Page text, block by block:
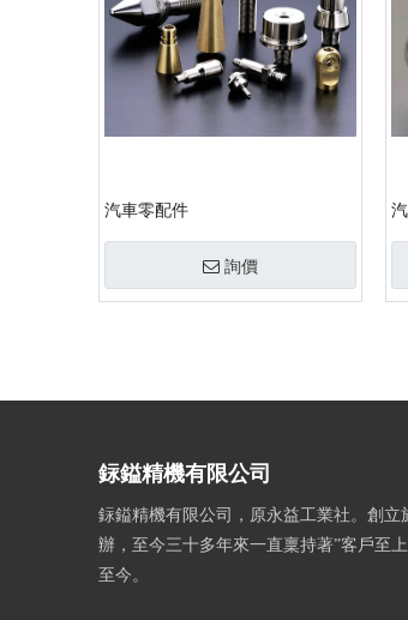
汽車零配件
詢價
銢鎰精機有限公司
銢鎰精機有限公司，原永益工業社。創立
辦，至今三十多年來一直稟持著”客戶至
至今。